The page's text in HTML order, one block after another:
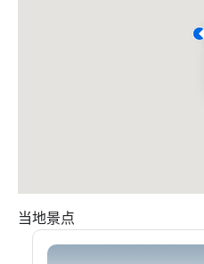
当地景点